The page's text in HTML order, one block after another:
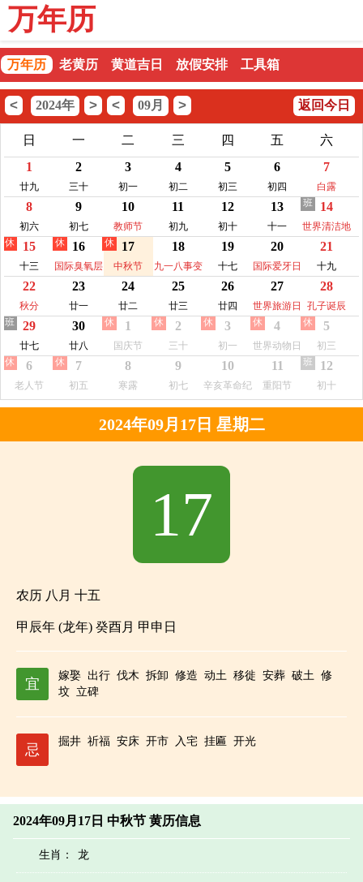
万年历
万年历 老黄历 黄道吉日 放假安排 工具箱
< 2024年 > < 09月 > 返回今日
日 一 二 三 四 五
六
1
廿九
2
三十
3
初一
4
初二
5
初三
6
初四
7
白露
8
初六
9
初七
10
教师节
11
初九
12
初十
13
十一
14
世界清洁地
球日
班
15
十三
休 16
国际臭氧层
保护日
休 17
中秋节
休 18
九一八事变
纪念日
19
十七
20
国际爱牙日
21
十九
22
秋分
23
廿一
24
廿二
25
廿三
26
廿四
27
世界旅游日
28
孔子诞辰
29
廿七
班 30
廿八
1
国庆节
休 2
三十
休 3
初一
休 4
世界动物日
休 5
初三
休
6
老人节
休 7
初五
休 8
寒露
9
初七
10
辛亥革命纪
念日
11
重阳节
12
初十
班
2024年09月17日 星期二
17
农历 八月 十五
甲辰年 (龙年) 癸酉月 甲申日
宜
嫁娶 出行 伐木 拆卸 修造 动土 移徙 安葬 破土 修
坟 立碑
忌
掘井 祈福 安床 开市 入宅 挂匾 开光
2024年09月17日 中秋节 黄历信息
生肖： 龙